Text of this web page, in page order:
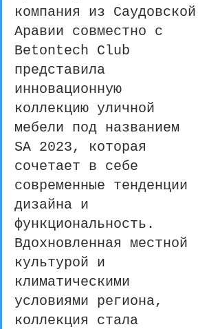
компания из Саудовской
Аравии совместно с
Betontech Club
представила
инновационную
коллекцию уличной
мебели под названием
SA 2023, которая
сочетает в себе
современные тенденции
дизайна и
функциональность.
Вдохновленная местной
культурой и
климатическими
условиями региона,
коллекция стала